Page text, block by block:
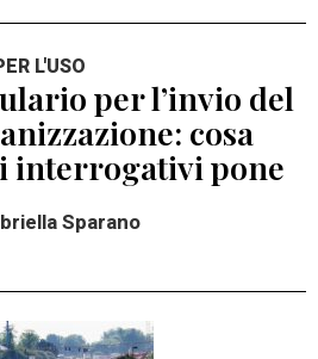
L'USO
per l’invio del
cosa
interrogativi pone
Sparano